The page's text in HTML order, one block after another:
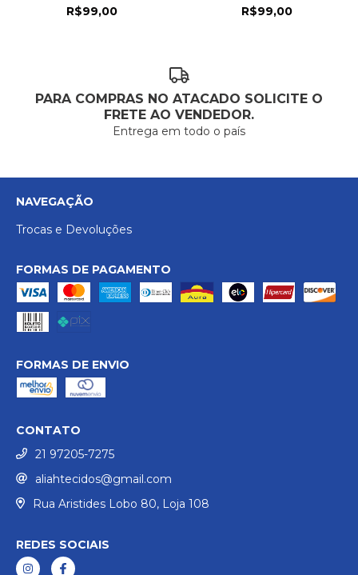
R$99,00 R$99,00
PARA COMPRAS NO ATACADO SOLICITE O
FRETE AO VENDEDOR.
Entrega em todo o país
NAVEGAÇÃO
Trocas e Devoluções
FORMAS DE PAGAMENTO
FORMAS DE ENVIO
CONTATO
21 97205-7275
aliahtecidos@gmail.com
Rua Aristides Lobo 80, Loja 108
REDES SOCIAIS